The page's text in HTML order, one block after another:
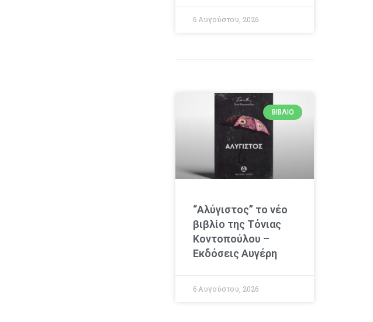
6 Αυγούστου, 2026
ΒΙΒΛΊΟ
“Αλύγιστος” το νέο
βιβλίο της Τόνιας
Κοντοπούλου –
Εκδόσεις Αυγέρη
6 Αυγούστου, 2026